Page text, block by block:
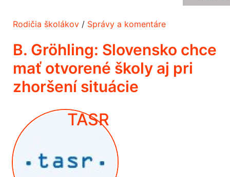
Rodičia školákov / Správy a komentáre
B. Gröhling: Slovensko chce
mať otvorené školy aj pri
zhoršení situácie
TASR